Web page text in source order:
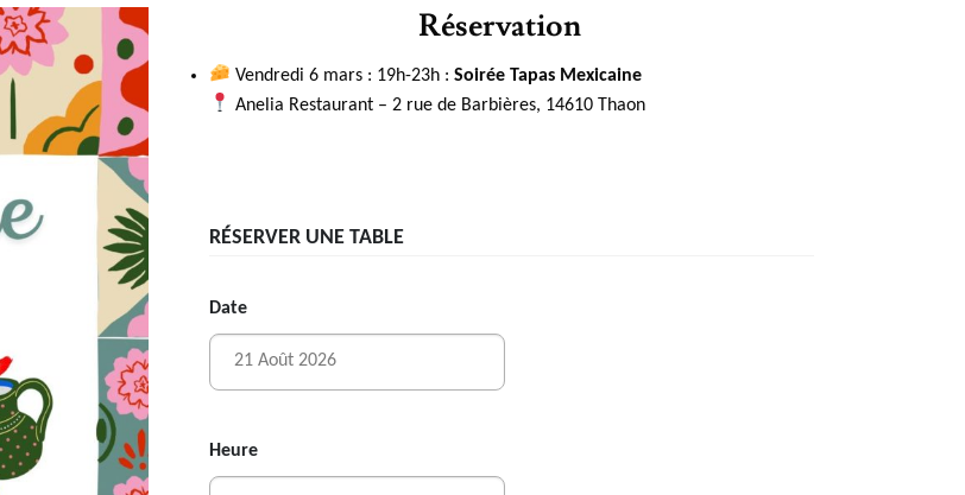
Réservation
Vendredi 6 mars : 19h-23h :Soirée Tapas Mexicaine
Anelia Restaurant – 2 rue de Barbières, 14610 Thaon
RÉSERVER UNE TABLE
Date
Heure